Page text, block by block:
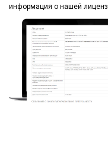
информация о нашей